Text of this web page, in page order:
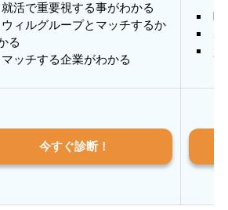
就活で重要視する事がわかる
ウィルグループとマッチするか
る
マッチする企業がわかる
質
今すぐ診断！